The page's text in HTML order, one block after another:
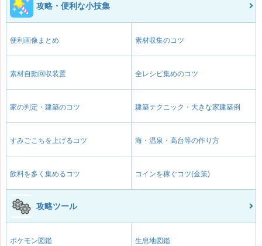
攻略・便利な小技集
便利画像まとめ 素材収集のコツ
素材自動回収装置 全レシピ集めのコツ
家の判定・建築のコツ 建築テクニック・大きな家建築例
すみごこちを上げるコツ 海・温泉・高台等の作り方
飲料を多く集めるコツ コインを稼ぐコツ(金策)
攻略ツール
ポケモン図鑑 生息地図鑑